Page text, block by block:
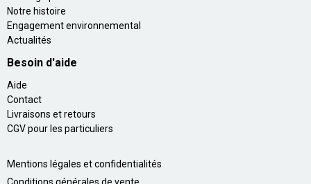
Notre histoire
Engagement environnemental
Actualités
Besoin d'aide
Aide
Contact
Livraisons et retours
CGV pour les particuliers
Mentions légales et confidentialités